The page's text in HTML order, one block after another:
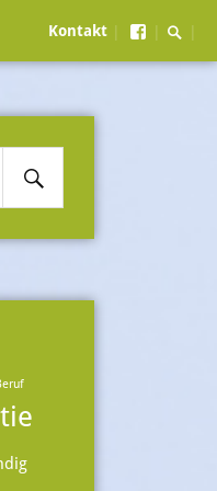
Kontakt | | |
Search
Submit